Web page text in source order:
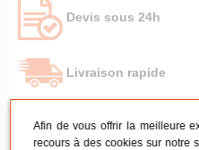
Devis sous 24h
Livraison rapide
Retrait à l'entrepôt
Afin de vous offrir la meilleure
recours à des cookies sur notre